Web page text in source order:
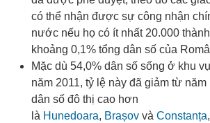
có thể nhận được sự công nhận
nước nếu họ có ít nhất 20.000
khoảng 0,1% tổng dân số của
Mặc dù 54,0% dân số sống ở khu
năm 2011, tỷ lệ này đã giảm từ năm
dân số đô thị cao hơn
là Hunedoara, Brașov và Constanța